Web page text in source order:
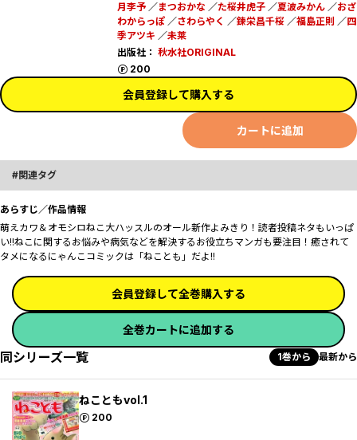
月李予／まつおかな／た桜井虎子／夏波みかん／おざ
わからっぽ／さわらやく ／錬栄昌千桜／福島正則 ／四
季アツキ ／未莱
出版社： 秋水社ORIGINAL
200
会員登録して購入する
カートに追加
関連タグ
あらすじ／作品情報
萌えカワ＆オモシロねこ大ハッスルのオール新作よみきり！読者投稿ネタもいっぱ
い!!ねこに関するお悩みや病気などを解決するお役立ちマンガも要注目！癒されて
タメになるにゃんこコミックは「ねことも」だよ!!
会員登録して全巻購入する
全巻カートに追加する
同シリーズ一覧 1巻から 最新から
ねこともvol.1
200
ポイント